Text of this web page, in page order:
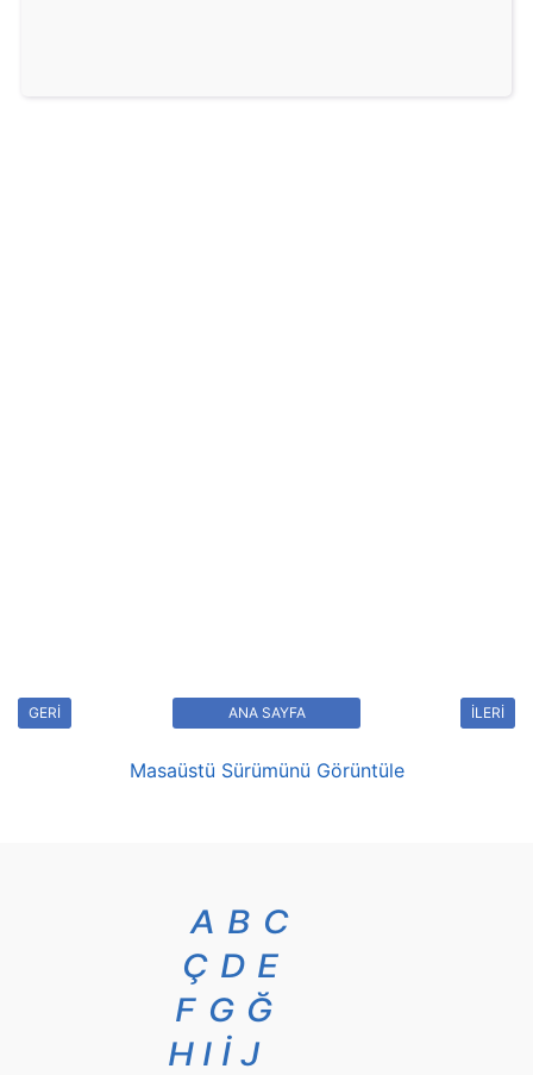
GERİ İLERİ
ANA SAYFA
Masaüstü Sürümünü Görüntüle
A B C
Ç D E
F G Ğ
H I İ J